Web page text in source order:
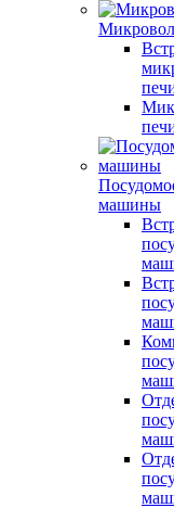
машины